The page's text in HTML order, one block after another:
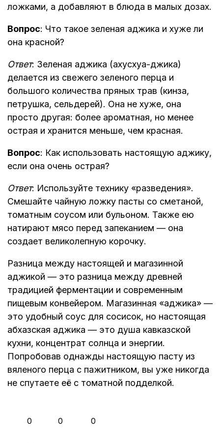
ложками, а добавляют в блюда в малых дозах.
Вопрос: Что такое зеленая аджика и хуже ли
она красной?
Ответ: Зеленая аджика (ахусхуа-джика)
делается из свежего зеленого перца и
большого количества пряных трав (кинза,
петрушка, сельдерей). Она не хуже, она
просто другая: более ароматная, но менее
острая и хранится меньше, чем красная.
Вопрос: Как использовать настоящую аджику,
если она очень острая?
Ответ: Используйте технику «разведения».
Смешайте чайную ложку пасты со сметаной,
томатным соусом или бульоном. Также ею
натирают мясо перед запеканием — она
создает великолепную корочку.
Разница между настоящей и магазинной
аджикой — это разница между древней
традицией ферментации и современным
пищевым конвейером. Магазинная «аджика» —
это удобный соус для сосисок, но настоящая
абхазская аджика — это душа кавказской
кухни, концентрат солнца и энергии.
Попробовав однажды настоящую пасту из
вяленого перца с пажитником, вы уже никогда
не спутаете её с томатной подделкой.
0 0 0